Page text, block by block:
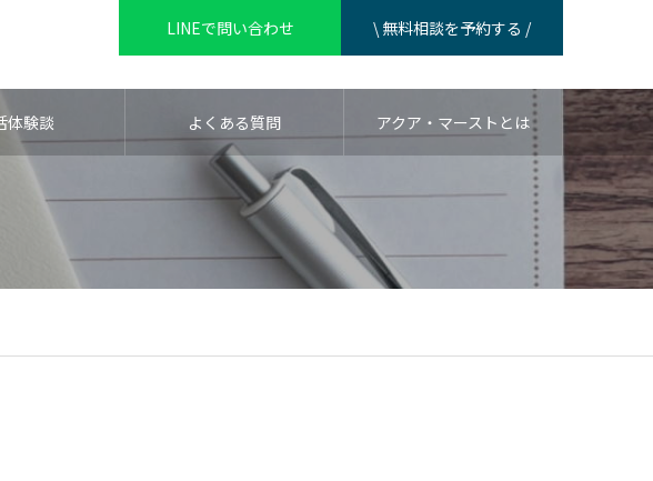
LINEで問い合わせ \ 無料相談を予約する /
体験談 よくある質問 アクア・マーストとは